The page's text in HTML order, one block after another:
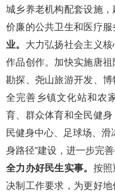
城乡养老机构配套设施
价廉的公共卫生和医疗
业。 大力弘扬社会主义
作品创作。加快实施唐
勘探、尧山旅游开发、
全完善乡镇文化站和农
育、群众体育和全民健
民健身中心、足球场、
身路径”建设，进一步完
全力办好民生实事。 按照
决制工作要求，为更好